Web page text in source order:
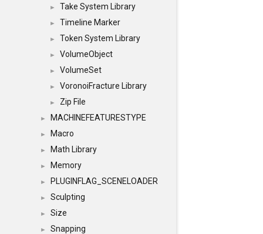
► Take System Library
► Timeline Marker
► Token System Library
► VolumeObject
► VolumeSet
► VoronoiFracture Library
► Zip File
► MACHINEFEATURESTYPE
► Macro
► Math Library
► Memory
► PLUGINFLAG_SCENELOADER
► Sculpting
► Size
► Snapping